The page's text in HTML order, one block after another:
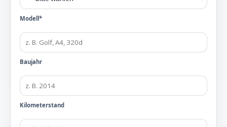
Modell*
Baujahr
Kilometerstand